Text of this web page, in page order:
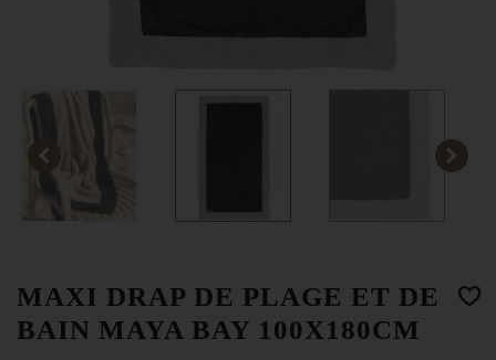
MAXI DRAP DE PLAGE ET DE
BAIN MAYA BAY 100X180CM